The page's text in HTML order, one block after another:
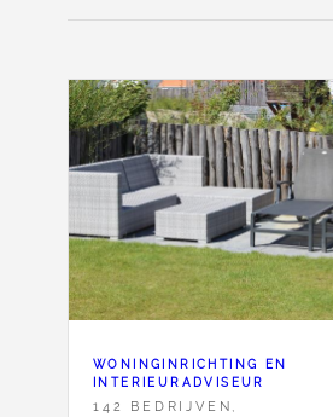
WONINGINRICHTING EN
INTERIEURADVISEUR
142 BEDRIJVEN,